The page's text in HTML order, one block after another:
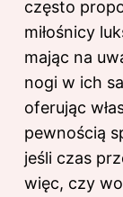
często
miłośnicy
mając na
nogi w ich
oferując
pewnością
jeśli czas
więc, czy